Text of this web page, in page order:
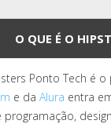
O QUE É O
Ponto Tech é
e daAlura entra
programação,